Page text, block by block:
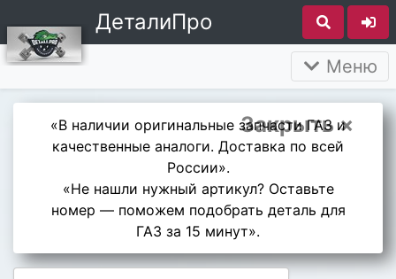
ДеталиПро
Меню
Закрыть ×
«В наличии оригинальные запчасти ГАЗ и
качественные аналоги. Доставка по всей
России».
«Не нашли нужный артикул? Оставьте
номер — поможем подобрать деталь для
ГАЗ за 15 минут».